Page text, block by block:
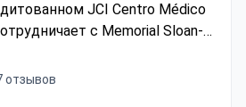
JCI Centro Médico
с Memorial Sloan-
начинается примерно с
Консультация с проф.
отзывов